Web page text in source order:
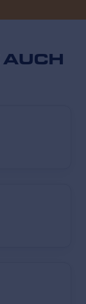
AUCH